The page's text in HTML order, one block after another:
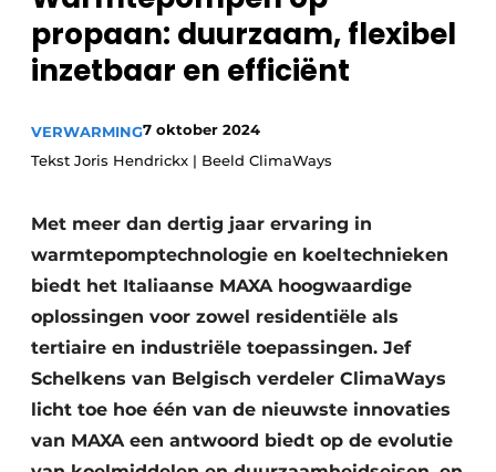
Vacature aanmelden
Vacatures
Sanitair
Binnenklimaat
Ventilatie
Warmtepompen
propaan: ­duurzaam, flexibel
inzetbaar en efficiënt
VERWARMING7 oktober 2024
Tekst Joris Hendrickx | Beeld ClimaWays
Met meer dan dertig jaar ervaring in
warmtepomptechnologie en koeltechnieken
biedt het Italiaanse MAXA hoogwaardige
oplossingen voor zowel residentiële als
tertiaire en industriële toepassingen. Jef
Schelkens van Belgisch verdeler ClimaWays
licht toe hoe één van de nieuwste innovaties
van MAXA een antwoord biedt op de evolutie